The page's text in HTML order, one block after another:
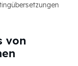
von